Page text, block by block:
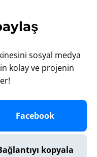
sosyal medya
kolay ve projenin
Facebook
kopyala